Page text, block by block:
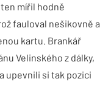
mířil hodně
fauloval nešikovně a
kartu. Brankář
Velinského z dálky,
upevnili si tak pozici